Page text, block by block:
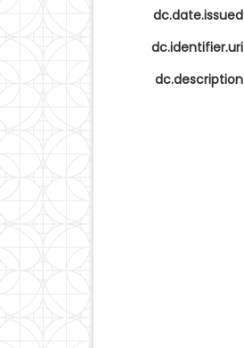
dc.date.issued
dc.identifier.uri
dc.description